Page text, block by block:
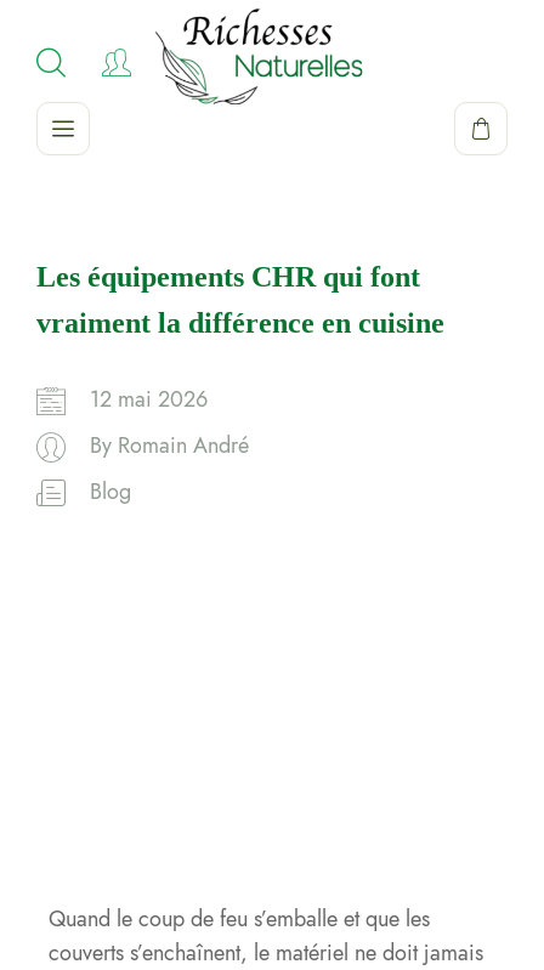
Les équipements CHR qui font
vraiment la différence en cuisine
12 mai 2026
By Romain André
Blog
Quand le coup de feu s’emballe et que les
couverts s’enchaînent, le matériel ne doit jamais